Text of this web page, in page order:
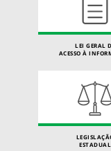
LEI GERAL
ACESSO À
ESTADUAL